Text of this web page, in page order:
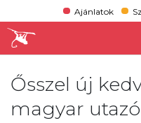
Ajánlatok
Ősszel új
magyar